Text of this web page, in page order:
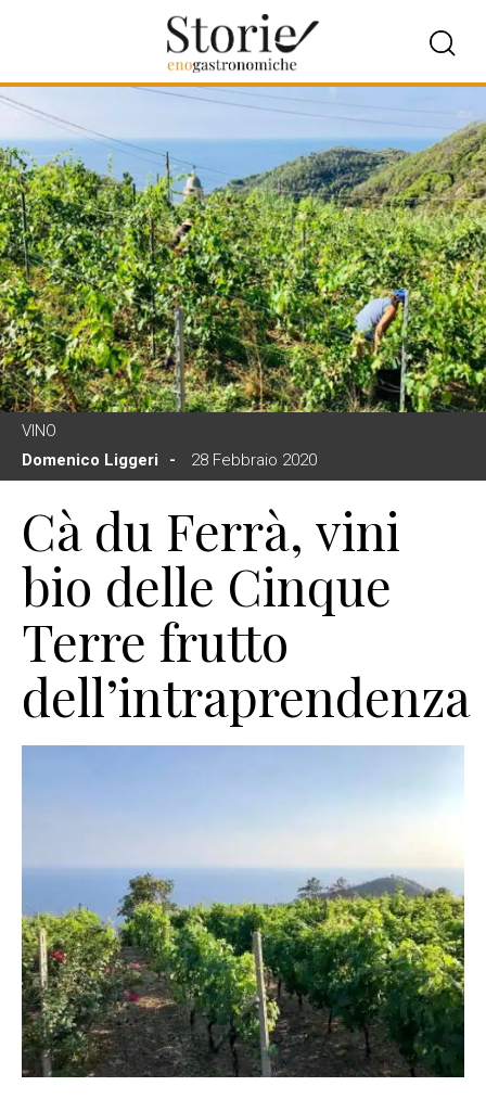
VINO
Domenico Liggeri
28 Febbraio 2020
Cà du Ferrà, vini
bio delle Cinque
Terre frutto
dell’intraprendenza